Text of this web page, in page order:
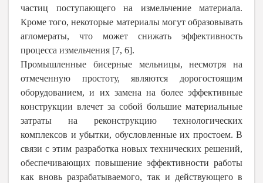
частиц поступающего на измельчение материала.
Кроме того, некоторые материалы могут образовывать
агломераты, что может снижать эффективность
процесса измельчения [7, 6].
Промышленные бисерные мельницы, несмотря на
отмеченную простоту, являются дорогостоящим
оборудованием, и их замена на более эффективные
конструкции влечет за собой большие материальные
затраты на реконструкцию технологических
комплексов и убытки, обусловленные их простоем. В
связи с этим разработка новых технических решений,
обеспечивающих повышение эффективности работы
как вновь разрабатываемого, так и действующего в